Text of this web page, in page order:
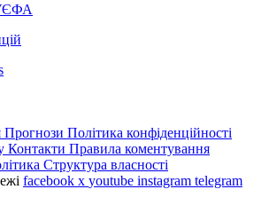
Прогнози Політика конфіденційності
Контакти Правила коментування
Структура власності
facebook x youtube instagram telegram